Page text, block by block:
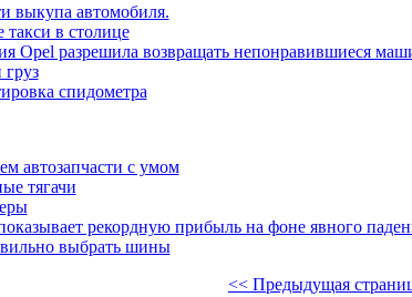
выкупа автомобиля.
такси в столице
Opel разрешила возвращать непонравившиеся
спидометра
автозапчасти с умом
тягачи
рекордную прибыль на фоне явного
выбрать шины
<< Предыдущая